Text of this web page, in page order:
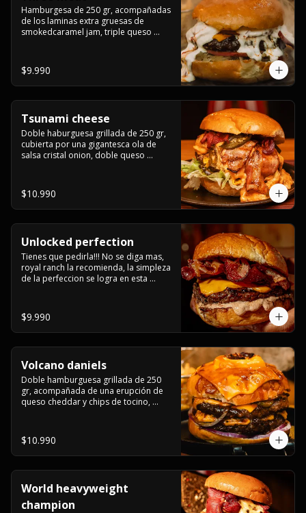
Hamburgesa de 250 gr, acompañadas
de los laminas extra gruesas de
smokedcaramel jam, triple queso
$9.990
Tsunami cheese
Doble haburguesa grillada de 250 gr,
cubierta por una gigantesca ola de
salsa cristal onion, doble queso
grill y los mas ricos jalapeños
jalapeños de todo texas.
$10.990
Unlocked perfection
Tienes que pedirla!!! No se diga mas,
royal ranch la recomienda, la simpleza
de la perfeccion se logra en esta
bacon secret sause, y tocino (se
recomienda con coccion 3/4).
$9.990
Volcano daniels
Doble hamburguesa grillada de 250
gr, acompañada de una erupción de
queso cheddar y chips de tocino,
americanos todo esto bañado en la
mejor salsa jack daniels al mas puro
estilo royal ranch.
$10.990
World heavyweight
champion